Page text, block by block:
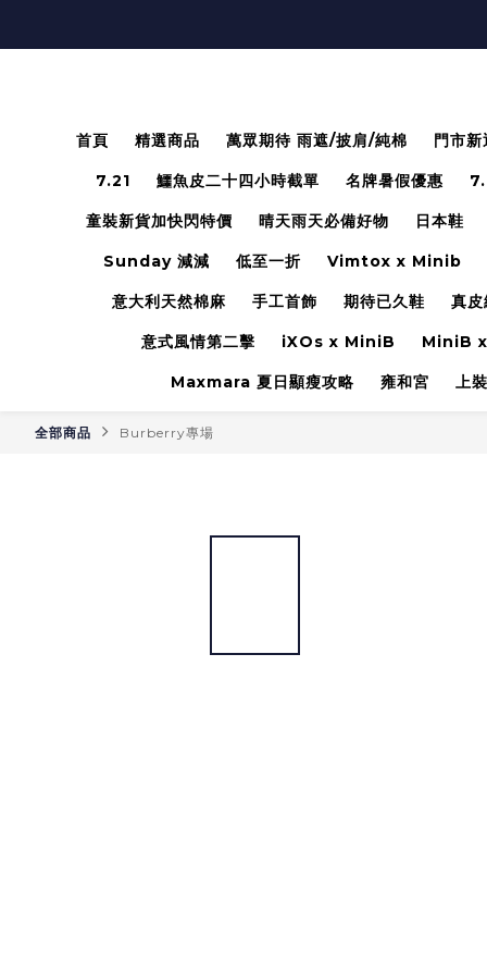
首頁 精選商品 萬眾期待 雨遮/披肩/純棉 門市新
7.21 鱷魚皮二十四小時截單 名牌暑假優惠
童裝新貨加快閃特價 晴天雨天必備好物 日本鞋
Sunday 減減 低至一折 Vimtox x Minib
意大利天然棉麻 手工首飾 期待已久鞋 真
意式風情第二擊 iXOs x MiniB MiniB
Maxmara 夏日顯瘦攻略 雍和宮 上裝
全部商品 Burberry專場